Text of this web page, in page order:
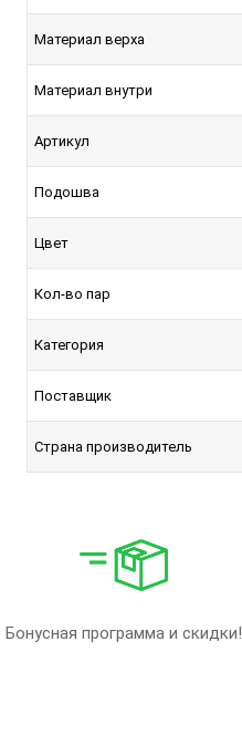
Материал верха
Материал внутри
Артикул
Подошва
Цвет
Кол-во пар
Категория
Поставщик
Страна производитель
Бонусная программа и скидки!